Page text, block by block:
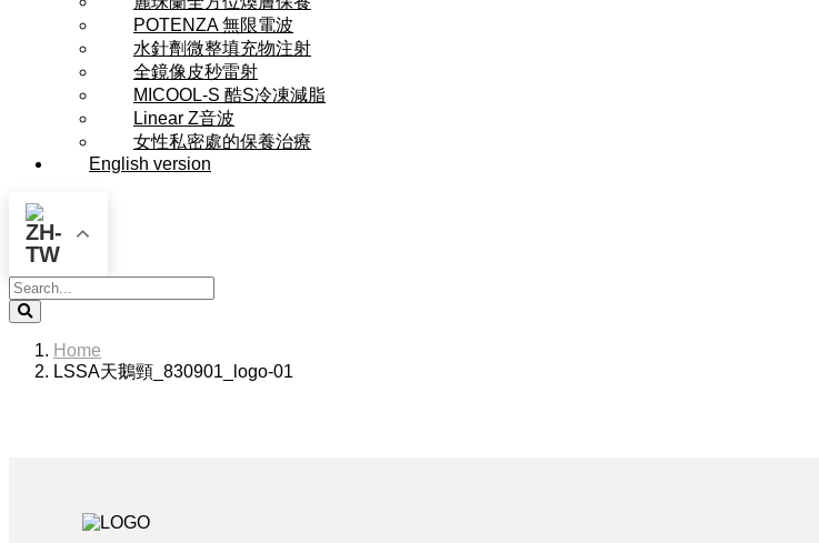
POTENZA 無限電波
水針劑微整填充物注射
全鏡像皮秒雷射
MICOOL-S 酷S冷凍減脂
Linear Z音波
女性私密處的保養治療
English version
Search
Home
LSSA天鵝頸_830901_logo-01